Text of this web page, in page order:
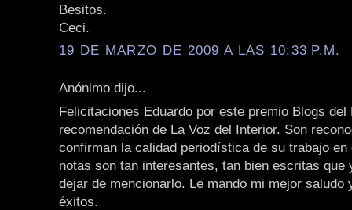
Besitos.
Ceci.
19 DE MARZO DE 2009 A LAS 10:33 P.M.
Anónimo dijo...
Felicitaciones Eduardo por este premio Blogs
recomendación de La Voz del Interior. Son
confirman la calidad periodística de su trabajo en
notas son tan interesantes, tan bien escritas que
dejar de mencionarlo. Le mando mi mejor saludo
éxitos.